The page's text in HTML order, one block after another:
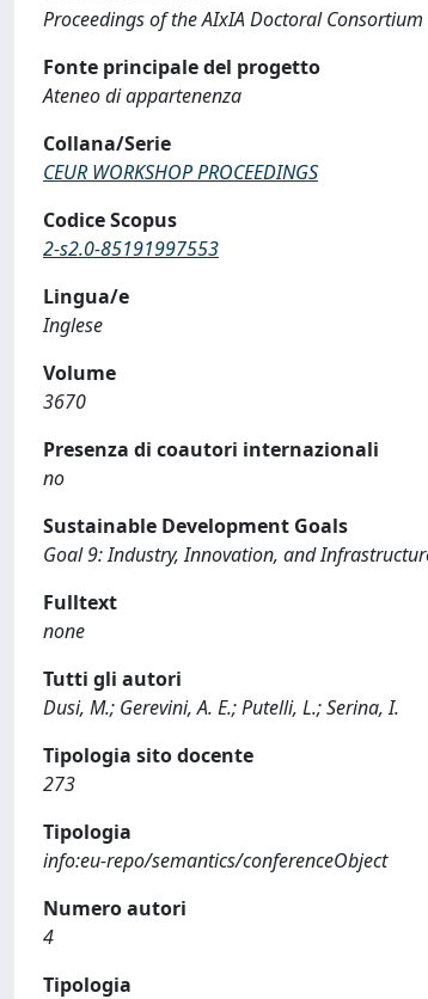
Proceedings of the AIxIA Doctoral
Fonte principale del progetto
Ateneo di appartenenza
Collana/Serie
CEUR WORKSHOP PROCEEDINGS
Codice Scopus
2-s2.0-85191997553
Lingua/e
Inglese
Volume
3670
Presenza di coautori internazionali
no
Sustainable Development Goals
Goal 9: Industry, Innovation, and
Fulltext
none
Tutti gli autori
Dusi, M.; Gerevini, A. E.; Putelli, L.; Serina, I.
Tipologia sito docente
273
Tipologia
info:eu-repo/semantics/conferenceObject
Numero autori
4
Tipologia